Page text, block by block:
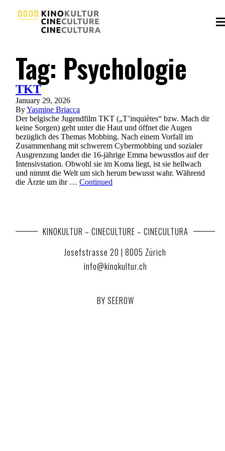
Tag: Psychologie
TKT
January 29, 2026
ByYasmine Briacca
Der belgische Jugendfilm TKT („T’inquiètes“ bzw. Mach dir
keine Sorgen) geht unter die Haut und öffnet die Augen
bezüglich des Themas Mobbing. Nach einem Vorfall im
Zusammenhang mit schwerem Cybermobbing und sozialer
Ausgrenzung landet die 16-jährige Emma bewusstlos auf der
Intensivstation. Obwohl sie im Koma liegt, ist sie hellwach
und nimmt die Welt um sich herum bewusst wahr. Während
die Ärzte um ihr … Continued
KINOKULTUR – CINECULTURE – CINECULTURA
Josefstrasse 20 | 8005 Zürich
info@kinokultur.ch
BY SEEROW